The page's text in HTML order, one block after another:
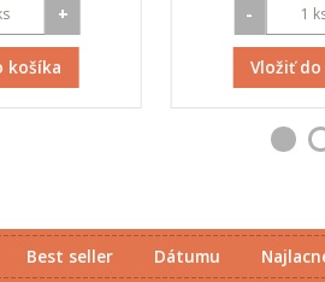
+
košíka
-
Vložiť
Best seller Dátumu